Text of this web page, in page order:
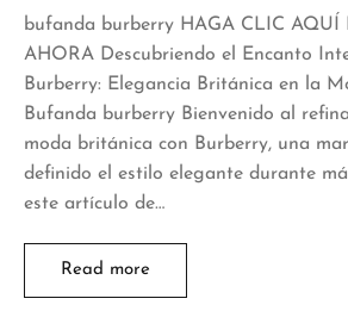
bufanda burberry HAGA CLIC AQUÍ
AHORA Descubriendo el Encanto
Burberry: Elegancia Británica en la
Bufanda burberry Bienvenido al
moda británica con Burberry, una
definido el estilo elegante durante
este artículo de…
Read more